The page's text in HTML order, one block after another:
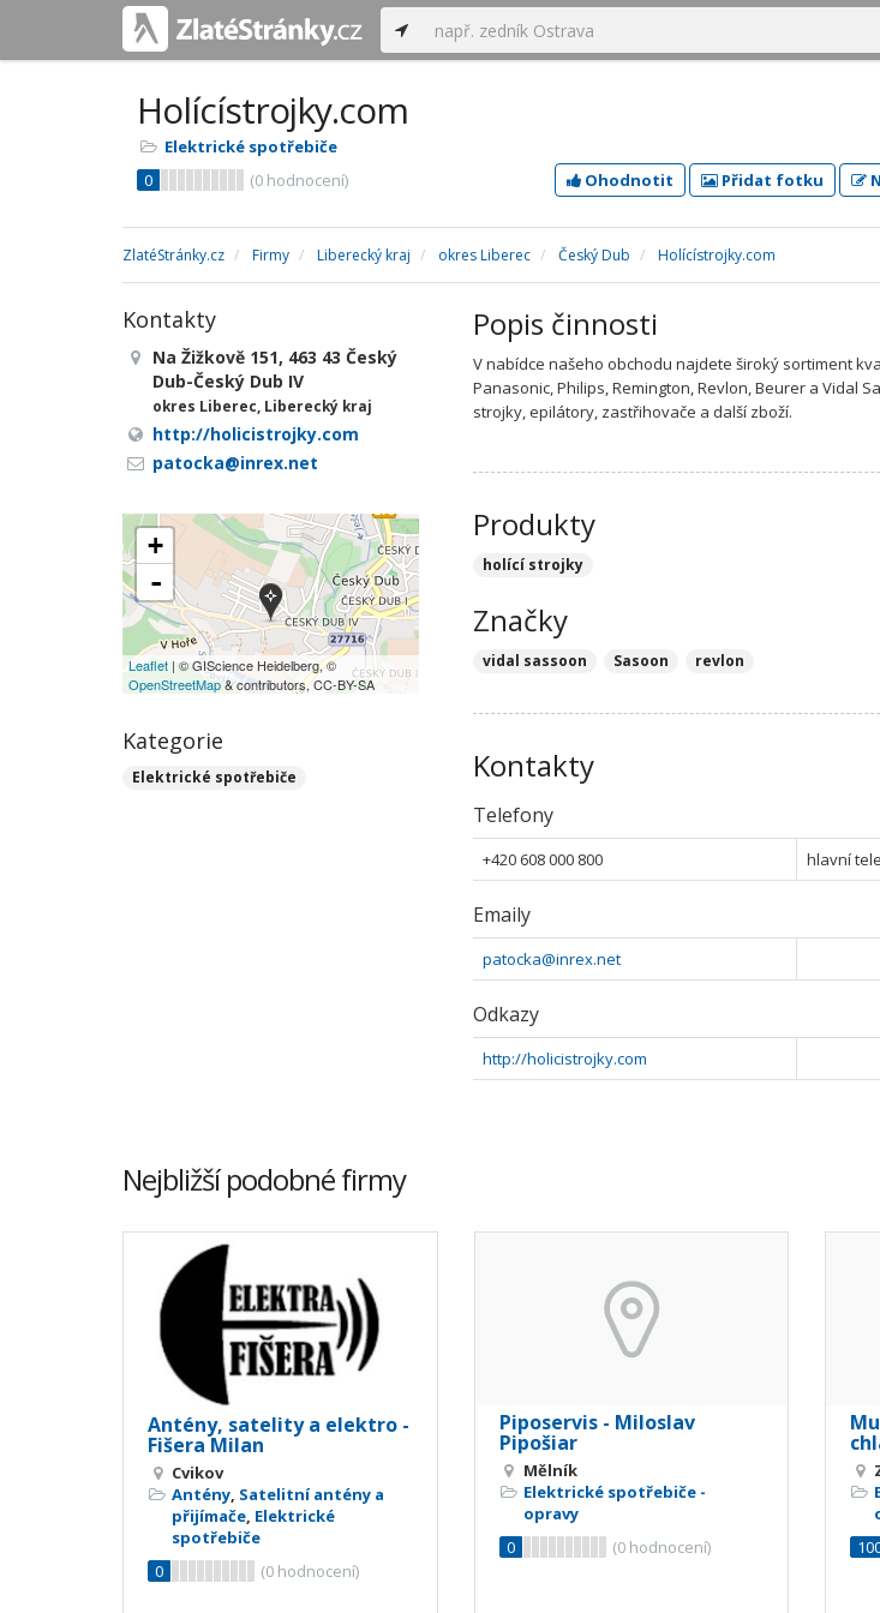
Holícístrojky.com
Elektrické spotřebiče
0
(0 hodnocení) Ohodnotit Přidat fotku
ZlatéStránky.cz Firmy Liberecký kraj okres Liberec Český Dub Holícístrojky.com
Popis činnosti
V nabídce našeho obchodu najdete široký sortiment
Panasonic, Philips, Remington, Revlon, Beurer a Vidal
strojky, epilátory, zastřihovače a další zboží.
Produkty
holící strojky
Značky
vidal sassoon Sasoon revlon
Kontakty
Telefony
+420 608 000 800 hlavní
Emaily
patocka@inrex.net
Odkazy
http://holicistrojky.com
Kontakty
Na Žižkově 151, 463 43 Český
Dub-Český Dub IV
okres Liberec, Liberecký kraj
http://holicistrojky.com
patocka@inrex.net
+
-
Leaflet | © GIScience Heidelberg, ©
OpenStreetMap& contributors, CC-BY-SA
Kategorie
Elektrické spotřebiče
Nejbližší podobné firmy
Antény, satelity a elektro -
Fišera Milan
Cvikov
Antény, Satelitní antény a
přijímače, Elektrické
spotřebiče
0
(0 hodnocení)
Piposervis - Miloslav
Pipošiar
Mělník
Elektrické spotřebiče -
opravy
0
(0hodnocení)